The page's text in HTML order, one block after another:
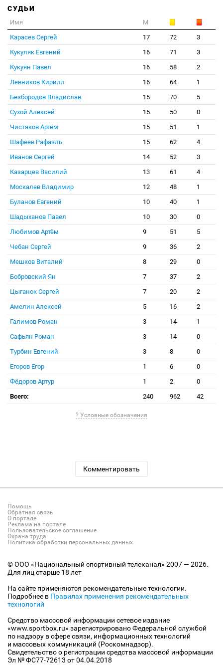
СУДЬИ
Имя
М
Карасев Сергей
17 72
3
Кукуляк Евгений
16 71
3
Кукуян Павел
16 58
2
Левников Кирилл
16 64
1
Безбородов Владислав
15 70
5
Сухой Алексей
15 50
0
Чистяков Артём
15 51
1
Шафеев Рафаэль
15 62
4
Иванов Сергей
14 52
3
Казарцев Василий
13 61
4
Москалев Владимир
12 48
1
Буланов Евгений
10 40
1
Шадыханов Павел
10 30
0
Любимов Артём
9 51
5
Чебан Сергей
9 36
2
Мешков Виталий
8 29
0
Бобровский Ян
7 37
2
Цыганок Сергей
7 20
2
Амелин Алексей
5 16
2
Галимов Роман
3 14
1
Сафьян Роман
3 14
0
Турбин Евгений
3 8
0
Егоров Егор
1 6
0
Фёдоров Артур
1 2
0
Всего:
240 962 42
? Условные обозначения
Комментировать
Помощь
Обратная связь
О портале
Реклама на портале
Пользовательское соглашение
Охрана труда
Политика обработки персональных данных
© ООО «Национальный спортивный телеканал» 2007 — 2026.
Для лиц старше 18 лет
На сайте применяются рекомендательные технологии.
Подробнее в Правилах применения рекомендательных
технологий
Средство массовой информации сетевое издание
«www.sportbox.ru» зарегистрировано Федеральной службой
по надзору в сфере связи, информационных технологий
и массовых коммуникаций (Роскомнадзор).
Свидетельство о регистрации средства массовой информации
Эл № ФС77-72613 от 04.04.2018